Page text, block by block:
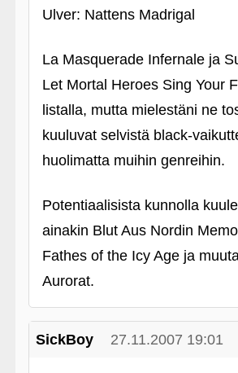
Ulver: Nattens Madrigal
La Masquerade Infernale ja
Let Mortal Heroes Sing Your
listalla, mutta mielestäni ne
kuuluvat selvistä black-
huolimatta muihin genreihin.
Potentiaalisista kunnolla
ainakin Blut Aus Nordin
Fathes of the Icy Age ja
Aurorat.
SickBoy 27.11.2007 19:01